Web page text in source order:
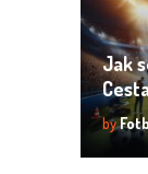
Jak
by